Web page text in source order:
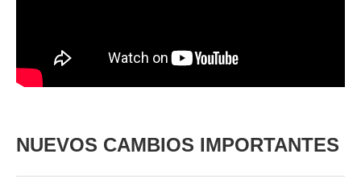
NUEVOS CAMBIOS IMPORTANTES